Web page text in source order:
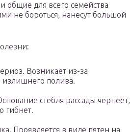
общие для всего семейства
не бороться, нанесут большой
Возникает из-за
излишнего полива.
стебля рассады чернеет,
гибнет.
Проявляется в виде пятен на